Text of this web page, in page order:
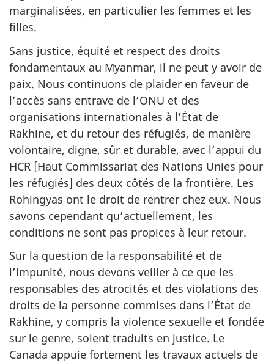
marginalisées, en particulier les femmes et les
filles.
Sans justice, équité et respect des droits
fondamentaux au Myanmar, il ne peut y avoir de
paix. Nous continuons de plaider en faveur de
l’accès sans entrave de l’ONU et des
organisations internationales à l’État de
Rakhine, et du retour des réfugiés, de manière
volontaire, digne, sûr et durable, avec l’appui du
HCR [Haut Commissariat des Nations Unies pour
les réfugiés] des deux côtés de la frontière. Les
Rohingyas ont le droit de rentrer chez eux. Nous
savons cependant qu’actuellement, les
conditions ne sont pas propices à leur retour.
Sur la question de la responsabilité et de
l’impunité, nous devons veiller à ce que les
responsables des atrocités et des violations des
droits de la personne commises dans l’État de
Rakhine, y compris la violence sexuelle et fondée
sur le genre, soient traduits en justice. Le
Canada appuie fortement les travaux actuels de